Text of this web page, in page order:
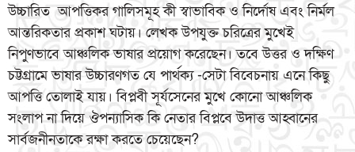
উচ্চারিত আপত্তিকর গালিসমূহ কী স্বাভাবিক ও নির্দোষ এবং নির্মল
আন্তরিকতার প্রকাশ ঘটায়। লেখক উপযুক্ত চরিত্রের মুখেই
নিপুণভাবে আঞ্চলিক ভাষার প্রয়োগ করেছেন। তবে উত্তর ও দক্ষিণ
চট্টগ্রামে ভাষার উচ্চারণগত যে পার্থক্য -সেটা বিবেচনায় এনে কিছু
আপত্তি তোলাই যায়। বিপ্লবী সূর্যসেনের মুখে কোনো আঞ্চলিক
সংলাপ না দিয়ে ঔপন্যাসিক কি নেতার বিপ্লবে উদাত্ত আহ্বানের
সার্বজনীনতাকে রক্ষা করতে চেয়েছেন?